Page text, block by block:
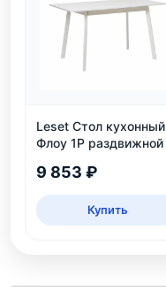
Leset Стол кухонный
Флоу 1Р раздвижной
9 853 ₽
Купить